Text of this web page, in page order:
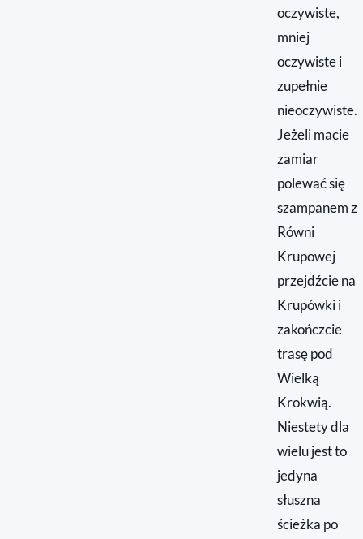
oczywiste,
mniej
oczywiste i
zupełnie
nieoczywiste.
Jeżeli macie
zamiar
polewać się
szampanem z
Równi
Krupowej
przejdźcie na
Krupówki i
zakończcie
trasę pod
Wielką
Krokwią.
Niestety dla
wielu jest to
jedyna
słuszna
ścieżka po